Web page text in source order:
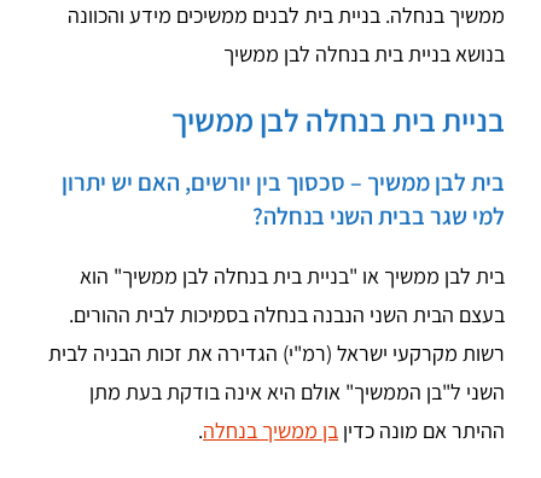
ממשיך בנחלה. בניית בית לבנים ממשיכים מידע והכוונה
בנושא בניית בית בנחלה לבן ממשיך
בניית בית בנחלה לבן ממשיך
בית לבן ממשיך – סכסוך בין יורשים, האם יש יתרון
למי שגר בבית השני בנחלה?
בית לבן ממשיך או "בניית בית בנחלה לבן ממשיך" הוא
בעצם הבית השני הנבנה בנחלה בסמיכות לבית ההורים.
רשות מקרקעי ישראל (רמ"י) הגדירה את זכות הבניה לבית
השני ל"בן הממשיך" אולם היא אינה בודקת בעת מתן
ההיתר אם מונה כדיןבן ממשיך בנחלה.